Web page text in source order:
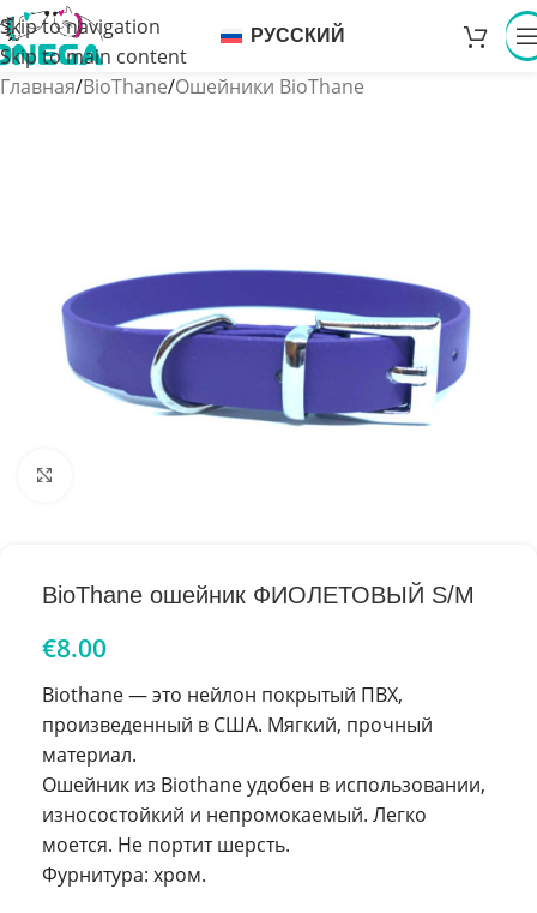
Skip to navigation
Skip to main content
РУССКИЙ
Главная/BioThane/Ошейники BioThane
BioThane ошейник ФИОЛЕТОВЫЙ S/M
€8.00
Biothane — это нейлон покрытый ПВХ,
произведенный в США. Мягкий, прочный
материал.
Ошейник из Biothane удобен в использовании,
износостойкий и непромокаемый. Легко
моется. Не портит шерсть.
Фурнитура: хром.